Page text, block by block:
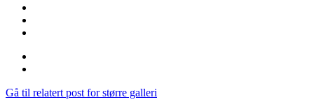
Gå til relatert post for større galleri